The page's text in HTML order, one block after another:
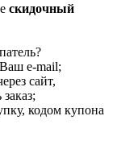
скидочный
Ваш e-mail;
сайт,
кодом купона